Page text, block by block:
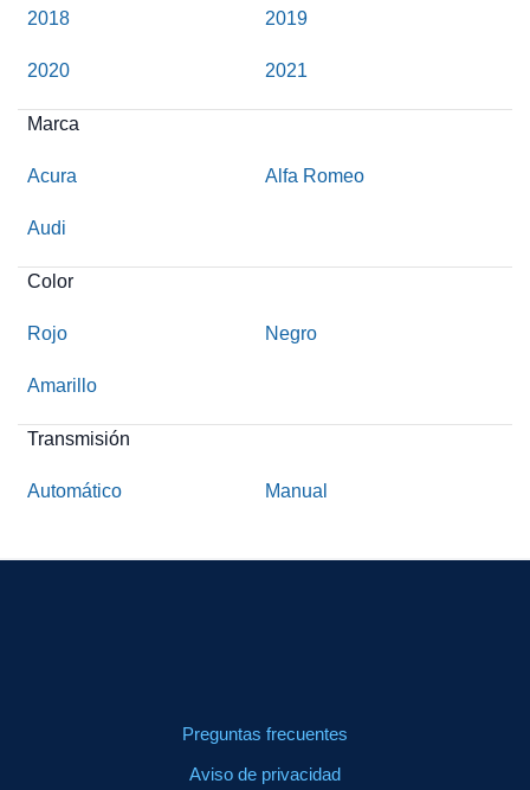
2018 2019
2020 2021
Marca
Acura Alfa Romeo
Audi
Color
Rojo Negro
Amarillo
Transmisión
Automático Manual
Preguntas frecuentes
Aviso de privacidad